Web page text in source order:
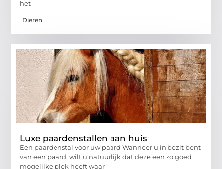
het
Dieren
Luxe paardenstallen aan huis
Een paardenstal voor uw paard Wanneer u in bezit bent
van een paard, wilt u natuurlijk dat deze een zo goed
mogelijke plek heeft waar